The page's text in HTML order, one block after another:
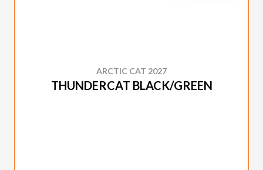
ARCTIC CAT 2027
THUNDERCAT BLACK/GREEN